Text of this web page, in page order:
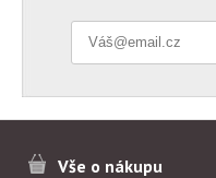
Vše o nákupu